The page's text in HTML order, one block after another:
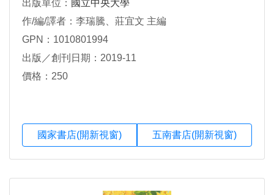
出版單位： 國立中央大學
作/編/譯者：李瑞騰、莊宜文 主編
GPN：1010801994
出版／創刊日期：2019-11
價格：250
國家書店(開新視窗) 五南書店(開新視窗)